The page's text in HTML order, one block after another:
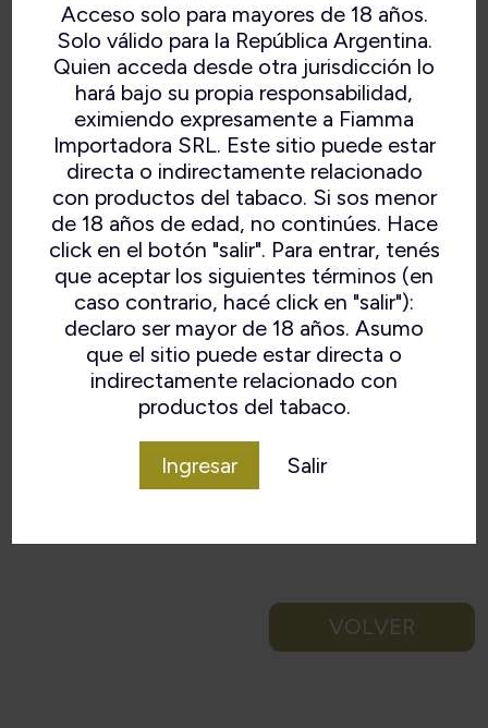
Acceso solo para mayores de 18 años.
Solo válido para la República Argentina.
Quien acceda desde otra jurisdicción lo
hará bajo su propia responsabilidad,
eximiendo expresamente a Fiamma
Importadora SRL. Este sitio puede estar
directa o indirectamente relacionado
con productos del tabaco. Si sos menor
de 18 años de edad, no continúes. Hace
click en el botón "salir". Para entrar, tenés
que aceptar los siguientes términos (en
caso contrario, hacé click en "salir"):
declaro ser mayor de 18 años. Asumo
que el sitio puede estar directa o
indirectamente relacionado con
productos del tabaco.
Ingresar Salir
SG LAKELAND DARK LATA X50GR
Kentucky, virginia oscuro y fuerte. Es una
mezcla poderosa.
VOLVER